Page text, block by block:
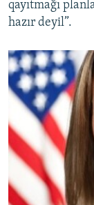
qayıtmağı
hazır deyil”.